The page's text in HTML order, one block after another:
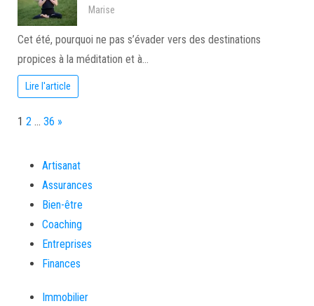
Marise
Cet été, pourquoi ne pas s’évader vers des destinations
propices à la méditation et à…
Lire l'article
Page:
1 2 … 36 Next
»
Artisanat
Assurances
Bien-être
Coaching
Entreprises
Finances
Immobilier